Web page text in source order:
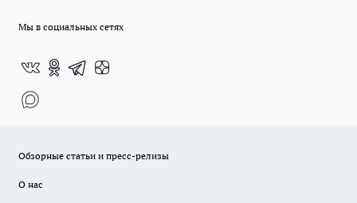
Мы в социальных сетях
Обзорные статьи и пресс-релизы
О нас